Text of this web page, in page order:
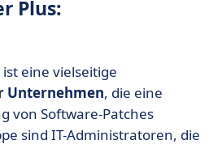
Plus:
eine vielseitige
Unternehmen, die eine
von Software-Patches
sind IT-Administratoren, die